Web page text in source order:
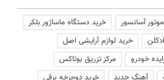
موتور آسانسور
خرید دستگاه ماساژور بلکر
خرید لوازم آرایشی اصل
خودرو
مرکز تزریق بوتاکس